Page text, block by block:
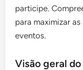
participe.
para maximizar
eventos.
Visão geral